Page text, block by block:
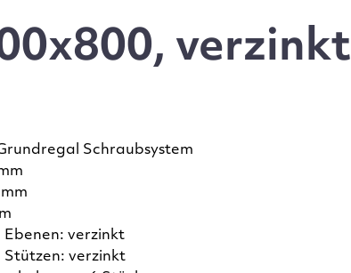
verzinkt
Schraubsystem
verzinkt
Stützen: verzinkt